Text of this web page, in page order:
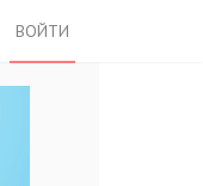
ВОЙТИ